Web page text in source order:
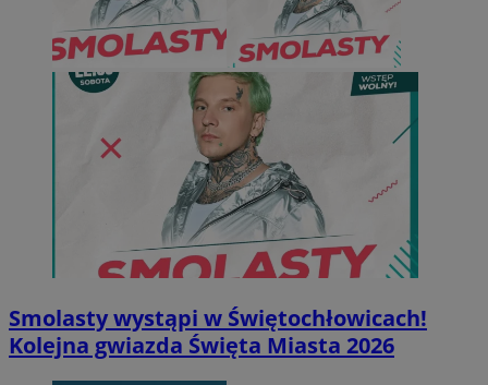
Smolasty wystąpi w Świętochłowicach!
Kolejna gwiazda Święta Miasta 2026